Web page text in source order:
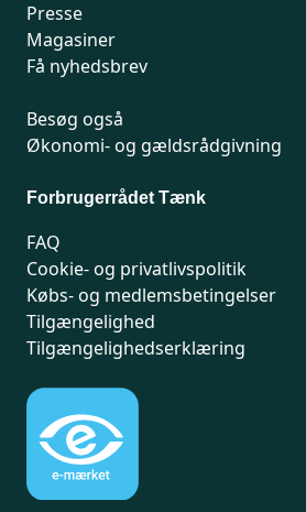
Presse
Magasiner
Få nyhedsbrev
Besøg også
Økonomi- og gældsrådgivning
Forbrugerrådet Tænk
FAQ
Cookie- og privatlivspolitik
Købs- og medlemsbetingelser
Tilgængelighed
Tilgængelighedserklæring